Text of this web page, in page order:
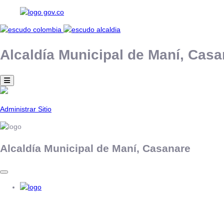
Alcaldía Municipal de Maní,
Administrar Sitio
Alcaldía Municipal de Maní, Casanare